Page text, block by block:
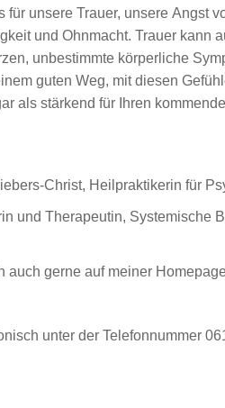
unsere Trauer, unsere Angst
und Ohnmacht. Trauer kann
unbestimmte körperliche
guten Weg, mit diesen
als stärkend für Ihren
Christ, Heilpraktikerin für
und Therapeutin, Systemische
auch gerne auf meiner
unter der Telefonnummer